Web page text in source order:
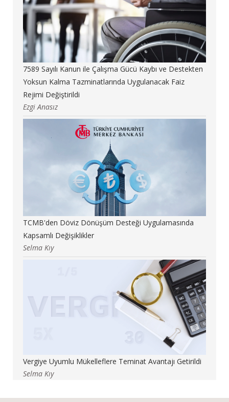
7589 Sayılı Kanun ile Çalışma Gücü Kaybı ve Destekten
Yoksun Kalma Tazminatlarında Uygulanacak Faiz
Rejimi Değiştirildi
Ezgi Anasız
TCMB'den Döviz Dönüşüm Desteği Uygulamasında
Kapsamlı Değişiklikler
Selma Kıy
Vergiye Uyumlu Mükelleflere Teminat Avantajı Getirildi
Selma Kıy